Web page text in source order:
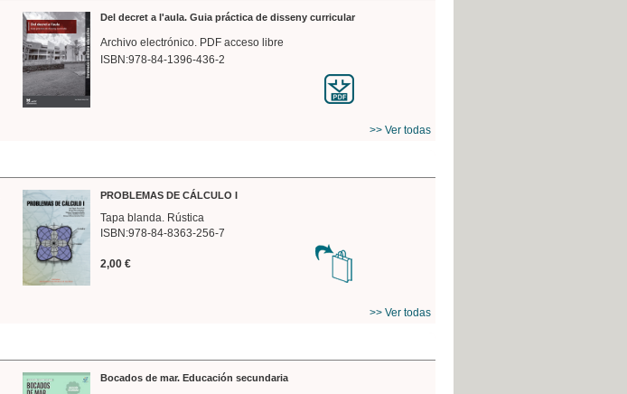
Del decret a l'aula. Guia práctica de disseny curricular
Archivo electrónico. PDF acceso libre
ISBN:978-84-1396-436-2
>> Ver todas
PROBLEMAS DE CÁLCULO I
Tapa blanda. Rústica
ISBN:978-84-8363-256-7
2,00 €
>> Ver todas
Bocados de mar. Educación secundaria